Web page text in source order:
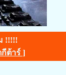
!!!!!
ต้าร์ ]